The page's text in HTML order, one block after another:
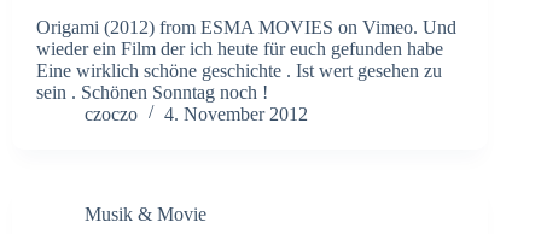
Origami (2012) from ESMA MOVIES on Vimeo. Und
wieder ein Film der ich heute für euch gefunden habe
Eine wirklich schöne geschichte . Ist wert gesehen zu
sein . Schönen Sonntag noch !
czoczo
4. November 2012
Musik & Movie